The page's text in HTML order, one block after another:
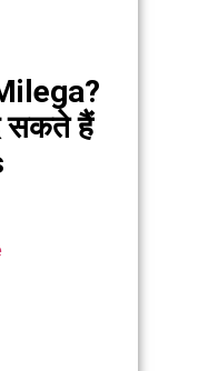
सकते हैं